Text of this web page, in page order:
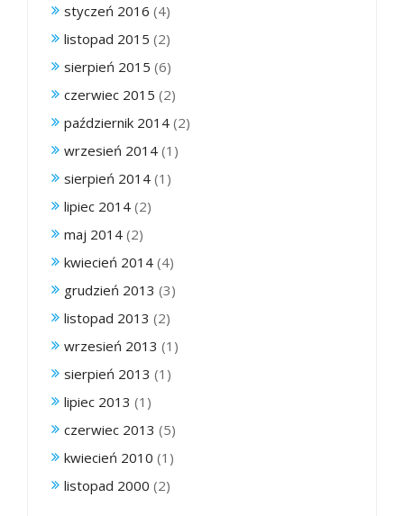
styczeń 2016 (4)
listopad 2015 (2)
sierpień 2015 (6)
czerwiec 2015 (2)
październik 2014 (2)
wrzesień 2014 (1)
sierpień 2014 (1)
lipiec 2014 (2)
maj 2014 (2)
kwiecień 2014 (4)
grudzień 2013 (3)
listopad 2013 (2)
wrzesień 2013 (1)
sierpień 2013 (1)
lipiec 2013 (1)
czerwiec 2013 (5)
kwiecień 2010 (1)
listopad 2000 (2)